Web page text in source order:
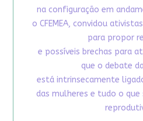
na configuração em
o CFEMEA, convidou
para propor
e possíveis brechas para
que o debate
está intrinsecamente
das mulheres e tudo o